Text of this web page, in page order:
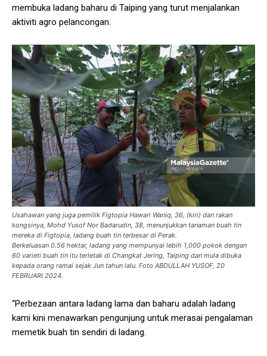
membuka ladang baharu di Taiping yang turut menjalankan
aktiviti agro pelancongan.
Usahawan yang juga pemilik Figtopia Hawari Waniq, 36, (kiri) dan rakan
kongsinya, Mohd Yusof Nor Badarudin, 38, menunjukkan tanaman buah tin
mereka di Figtopia, ladang buah tin terbesar di Perak.
Berkeluasan 0.56 hektar, ladang yang mempunyai lebih 1,000 pokok dengan
60 varieti buah tin itu terletak di Changkat Jering, Taiping dan mula dibuka
kepada orang ramai sejak Jun tahun lalu. Foto ABDULLAH YUSOF, 20
FEBRUARI 2024.
“Perbezaan antara ladang lama dan baharu adalah ladang
kami kini menawarkan pengunjung untuk merasai pengalaman
memetik buah tin sendiri di ladang.